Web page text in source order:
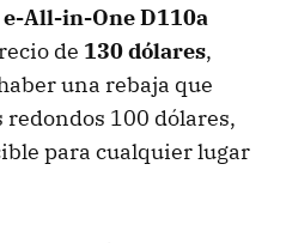
e-All-in-One D110a
de 130 dólares,
una rebaja que
100 dólares,
para cualquier lugar